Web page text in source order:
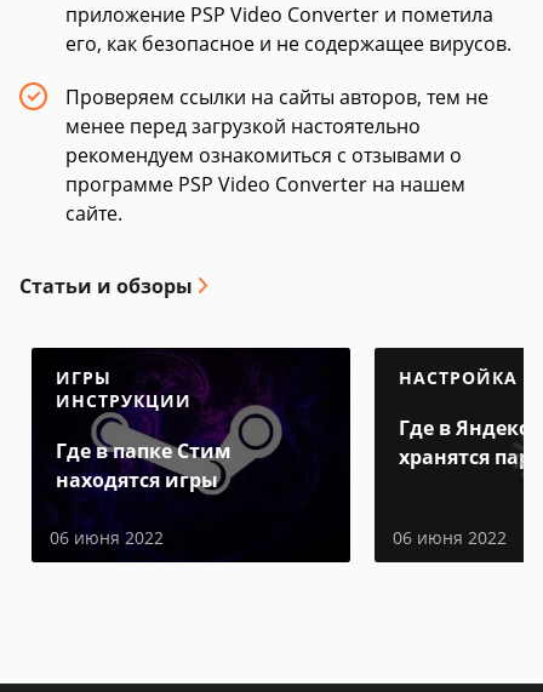
приложение PSP Video Converter и пометила
его, как безопасное и не содержащее вирусов.
Проверяем ссылки на сайты авторов, тем не
менее перед загрузкой настоятельно
рекомендуем ознакомиться с отзывами о
программе PSP Video Converter на нашем
сайте.
Статьи и обзоры
ИГРЫ
ИНСТРУКЦИИ
Где в папке Стим
находятся игры
06 июня 2022
НАСТРОЙКА
Где в Яндекс
хранятся
06 июня 2022